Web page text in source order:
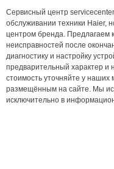
Сервисный центр
обслуживании техники Haier,
центром бренда. Предлагаем
неисправностей после
диагностику и настройку
предварительный характер
стоимость уточняйте у
размещённым на сайте. Мы
исключительно в